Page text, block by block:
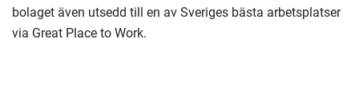
bolaget även utsedd till en av Sveriges bästa arbetsplatser
via Great Place to Work.